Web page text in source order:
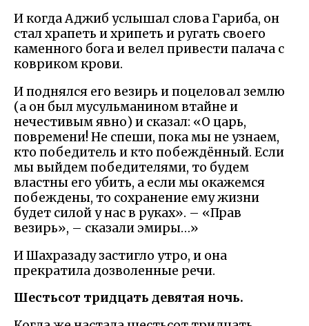
И когда Аджиб услышал слова Гариба, он
стал храпеть и хрипеть и ругать своего
каменного бога и велел привести палача с
ковриком крови.
И поднялся его везирь и поцеловал землю
(а он был мусульманином втайне и
нечестивым явно) и сказал: «О царь,
повремени! Не спеши, пока мы не узнаем,
кто победитель и кто побеждённый. Если
мы выйдем победителями, то будем
властны его убить, а если мы окажемся
побеждены, то сохранение ему жизни
будет силой у нас в руках». – «Прав
везирь», – сказали эмиры…»
И Шахразаду застигло утро, и она
прекратила дозволенные речи.
Шестьсот тридцать девятая ночь.